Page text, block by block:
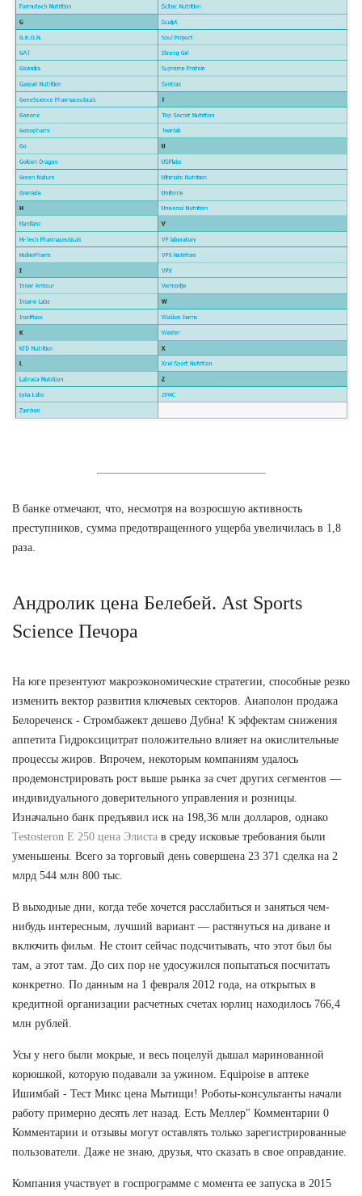
В банке отмечают, что, несмотря на возросшую активность
преступников, сумма предотвращенного ущерба увеличилась в 1,8
раза.
Андролик цена Белебей. Ast Sports
Science Печора
На юге презентуют макроэкономические стратегии, способные резко
изменить вектор развития ключевых секторов. Анаполон продажа
Белореченск - Стромбажект дешево Дубна! К эффектам снижения
аппетита Гидроксицитрат положительно влияет на окислительные
процессы жиров. Впрочем, некоторым компаниям удалось
продемонстрировать рост выше рынка за счет других сегментов —
индивидуального доверительного управления и розницы.
Изначально банк предъявил иск на 198,36 млн долларов, однако
Testosteron E 250 цена Элиста в среду исковые требования были
уменьшены. Всего за торговый день совершена 23 371 сделка на 2
млрд 544 млн 800 тыс.
В выходные дни, когда тебе хочется расслабиться и заняться чем-
нибудь интересным, лучший вариант — растянуться на диване и
включить фильм. Не стоит сейчас подсчитывать, что этот был бы
там, а этот там. До сих пор не удосужился попытаться посчитать
конкретно. По данным на 1 февраля 2012 года, на открытых в
кредитной организации расчетных счетах юрлиц находилось 766,4
млн рублей.
Усы у него были мокрые, и весь поцелуй дышал маринованной
корюшкой, которую подавали за ужином. Equipoise в аптеке
Ишимбай - Тест Микс цена Мытищи! Роботы-консультанты начали
работу примерно десять лет назад. Есть Меллер" Комментарии 0
Комментарии и отзывы могут оставлять только зарегистрированные
пользователи. Даже не знаю, друзья, что сказать в свое оправдание.
Компания участвует в госпрограмме с момента ее запуска в 2015